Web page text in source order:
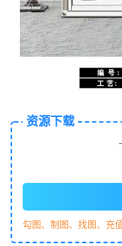
资源下载
勾图、制图、找图、充